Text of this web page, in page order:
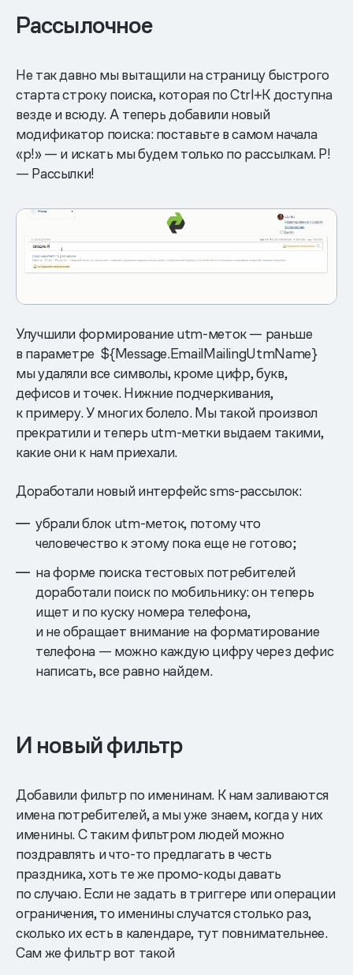
Рассылочное
Не так давно мы вытащили на страницу быстрого
старта строку поиска, которая по Ctrl+K доступна
везде и всюду. А теперь добавили новый
модификатор поиска: поставьте в самом начала
«р!» — и искать мы будем только по рассылкам. Р!
— Рассылки!
Улучшили формирование utm-меток — раньше
в параметре ${Message.EmailMailingUtmName}
мы удаляли все символы, кроме цифр, букв,
дефисов и точек. Нижние подчеркивания,
к примеру. У многих болело. Мы такой произвол
прекратили и теперь utm-метки выдаем такими,
какие они к нам приехали.
Доработали новый интерфейс sms-рассылок:
убрали блок utm-меток, потому что
человечество к этому пока еще не готово;
на форме поиска тестовых потребителей
доработали поиск по мобильнику: он теперь
ищет и по куску номера телефона,
и не обращает внимание на форматирование
телефона — можно каждую цифру через дефис
написать, все равно найдем.
И новый фильтр
Добавили фильтр по именинам. К нам заливаются
имена потребителей, а мы уже знаем, когда у них
именины. С таким фильтром людей можно
поздравлять и что-то предлагать в честь
праздника, хоть те же промо-коды давать
по случаю. Если не задать в триггере или операции
ограничения, то именины случатся столько раз,
сколько их есть в календаре, тут повнимательнее.
Сам же фильтр вот такой